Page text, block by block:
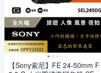
【Sony索尼】FE 24-50mm F